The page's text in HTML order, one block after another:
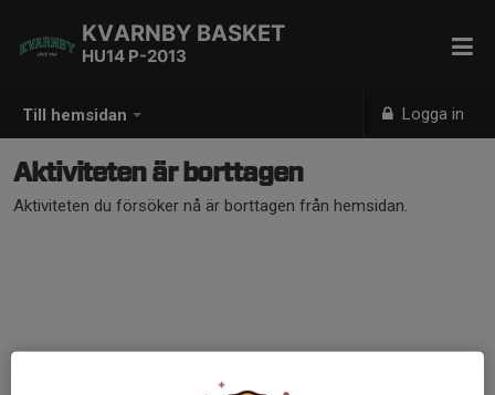
Till hemsidan Logga in
KVARNBY BASKET
HU14 P-2013
Aktiviteten är borttagen
Aktiviteten du försöker nå är borttagen från hemsidan.